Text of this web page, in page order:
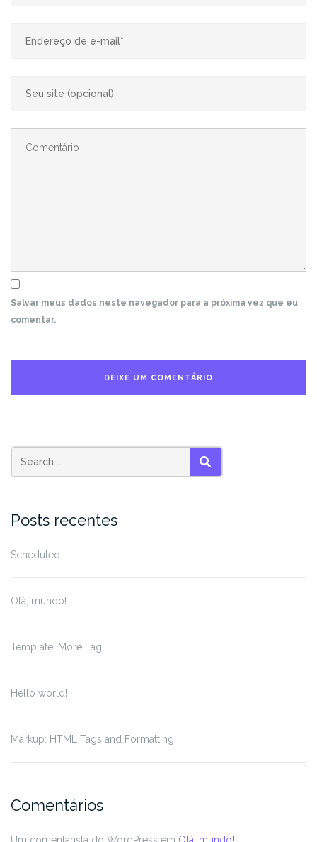
Salvar meus dados neste navegador para a próxima vez que eu
comentar.
Search
for:
SEARCH
Posts recentes
Scheduled
Olá, mundo!
Template: More Tag
Hello world!
Markup: HTML Tags and Formatting
Comentários
Um comentarista do WordPress em Olá, mundo!